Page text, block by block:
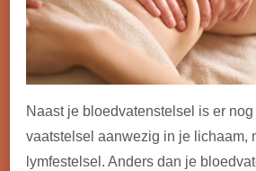
Naast je bloedvatenstelsel is er
vaatstelsel aanwezig in je lichaam,
lymfestelsel. Anders dan je